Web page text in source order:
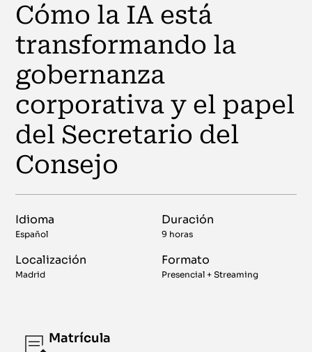
Cómo la IA está
transformando la
gobernanza
corporativa y el papel
del Secretario del
Consejo
Idioma
Español
Duración
9 horas
Localización
Madrid
Formato
Presencial + Streaming
Matrícula